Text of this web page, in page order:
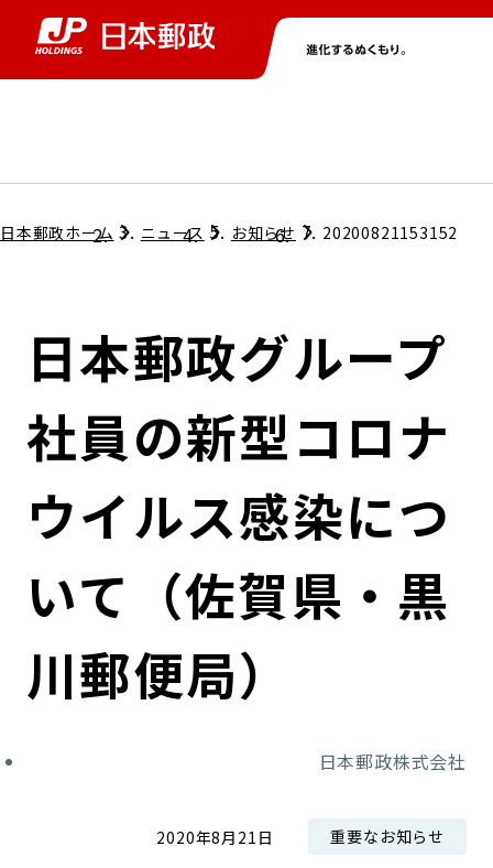
グループ情報トップ
コンプライアンス
ガバナンス
コンダクト向上の取組み
ローカル共創イニシアティブ
株主・投資家情報トップ
個人投資家のみなさまへ
株式情報
財務情報・IR資料
IRニュース
ニューストップ
サステナビリティトップ
担当役員メッセージ
サステナビリティマネジメント
持続可能な金融のフレームワーク
環境
採用情報トップ
日本郵政ホーム ニュース お知らせ 20200821153152
日本郵政グループ
社員の新型コロナ
ウイルス感染につ
いて（佐賀県・黒
川郵便局）
日本郵政株式会社
2020年8月21日 重要なお知らせ